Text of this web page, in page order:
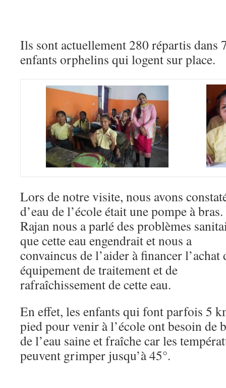
Ils sont actuellement 280 répartis dans
enfants orphelins qui logent sur place.
Lors de notre visite, nous avons
d’eau de l’école était une pompe à bras.
Rajan nous a parlé des problèmes
que cette eau engendrait et nous a
convaincus de l’aider à financer l’achat
équipement de traitement et de
rafraîchissement de cette eau.
En effet, les enfants qui font parfois 5
pied pour venir à l’école ont besoin de
de l’eau saine et fraîche car les
peuvent grimper jusqu’à 45°.